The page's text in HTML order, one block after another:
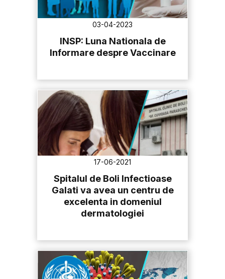
03-04-2023
INSP: Luna Nationala de
Informare despre Vaccinare
17-06-2021
Spitalul de Boli Infectioase
Galati va avea un centru de
excelenta in domeniul
dermatologiei